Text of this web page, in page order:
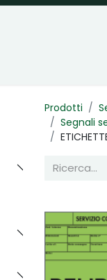
Prodotti
Segnali